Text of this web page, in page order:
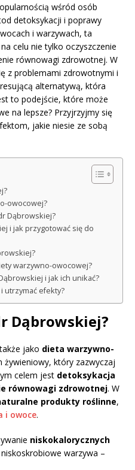
wśród osób
detoksykacji i poprawy
i warzywach, ta
celu nie tylko oczyszczenie
równowagi zdrowotnej. W
z problemami zdrowotnymi i
alternatywą, która
to podejście, które może
na lepsze? Przyjrzyjmy się
jakie niesie ze sobą
owocowej?
Dąbrowskiej?
i jak przygotować się do
warzywno-owocowej?
i jak ich unikać?
utrzymać efekty?
Dąbrowskiej?
jako dieta warzywno-
żywieniowy, który zazwyczaj
celem jest detoksykacja
równowagi zdrowotnej. W
produkty roślinne,
i owoce.
niskokalorycznych
warzywa –